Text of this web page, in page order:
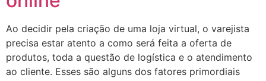
Ao decidir pela criação de uma loja virtual, o varejista
precisa estar atento a como será feita a oferta de
produtos, toda a questão de logística e o atendimento
ao cliente. Esses são alguns dos fatores primordiais